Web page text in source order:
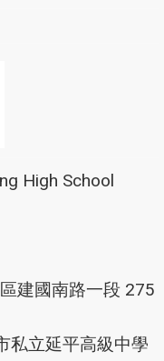
High School
建國南路一段 275
私立延平高級中學